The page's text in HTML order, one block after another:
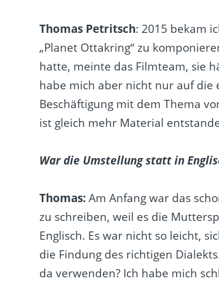
Thomas Petritsch: 2015 bekam
„Planet Ottakring“ zu
hatte, meinte das Filmteam, sie
habe mich aber nicht nur auf
Beschäftigung mit dem Thema
ist gleich mehr Material
War die Umstellung statt in
Thomas:Am Anfang war das
zu schreiben, weil es die
Englisch. Es war nicht so leicht,
die Findung des richtigen
da verwenden? Ich habe mich